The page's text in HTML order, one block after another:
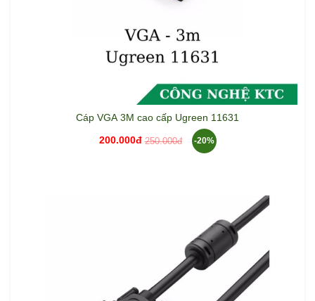
Cáp VGA 3M cao cấp Ugreen 11631
200.000đ 250.000đ -20%